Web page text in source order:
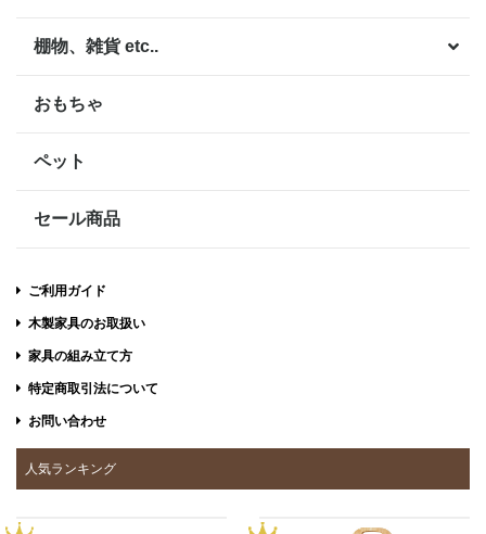
棚物、雑貨 etc..
おもちゃ
ペット
セール商品
ご利用ガイド
木製家具のお取扱い
家具の組み立て方
特定商取引法について
お問い合わせ
人気ランキング